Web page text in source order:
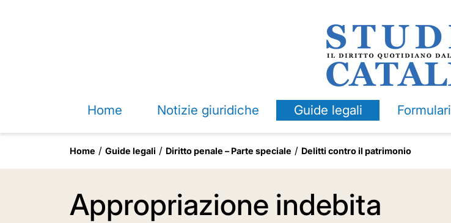
Home Notizie giuridiche Guide legali Formulari
Home Guide legali Diritto penale – Parte speciale Delitti contro il patrimonio
Appropriazione indebita